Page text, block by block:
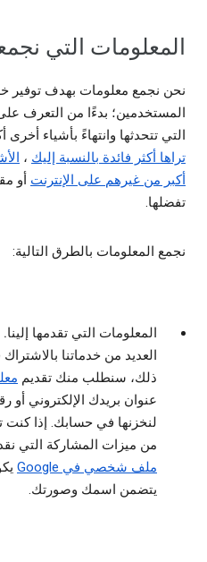
المعلومات التي
نحن نجمع معلومات بهدف توفير
المستخدمين؛ بدءًا من التعرف
التي تتحدثها وانتهاءً بأشياء أخرى
تراها أكثر فائدة بالنسبة إليك ،
أكبر من غيرهم على الإنترنت
تفضلها.
نجمع المعلومات بالطرق التالية:
المعلومات التي تقدمها إلينا.
ذلك، سنطلب منك تقديم
عنوان بريدك الإلكتروني أو
لنخزنها في حسابك. إذا كنت
من ميزات المشاركة التي
ملف شخصي في Google
يتضمن اسمك وصورتك.